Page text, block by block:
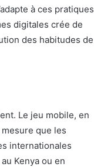
à ces pratiques
digitales crée de
des habitudes de
Le jeu mobile, en
que les
internationales
Kenya ou en